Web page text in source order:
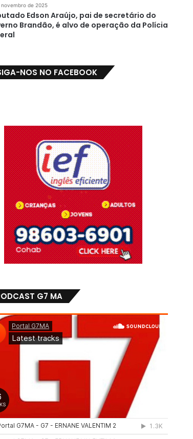
novembro de 2025
Edson Araújo, pai de secretário do
Brandão, é alvo de operação da Polícia
NOS NO FACEBOOK
G7 MA